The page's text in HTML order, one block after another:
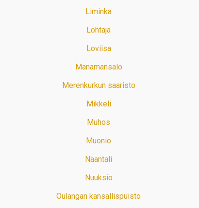
Liminka
Lohtaja
Loviisa
Manamansalo
Merenkurkun saaristo
Mikkeli
Muhos
Muonio
Naantali
Nuuksio
Oulangan kansallispuisto